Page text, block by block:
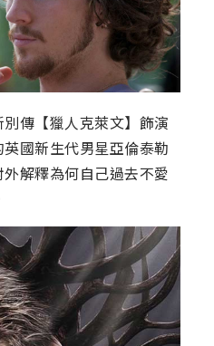
傳【獵人克萊文】飾演
國新生代男星亞倫泰勒
解釋為何自己過去不愛